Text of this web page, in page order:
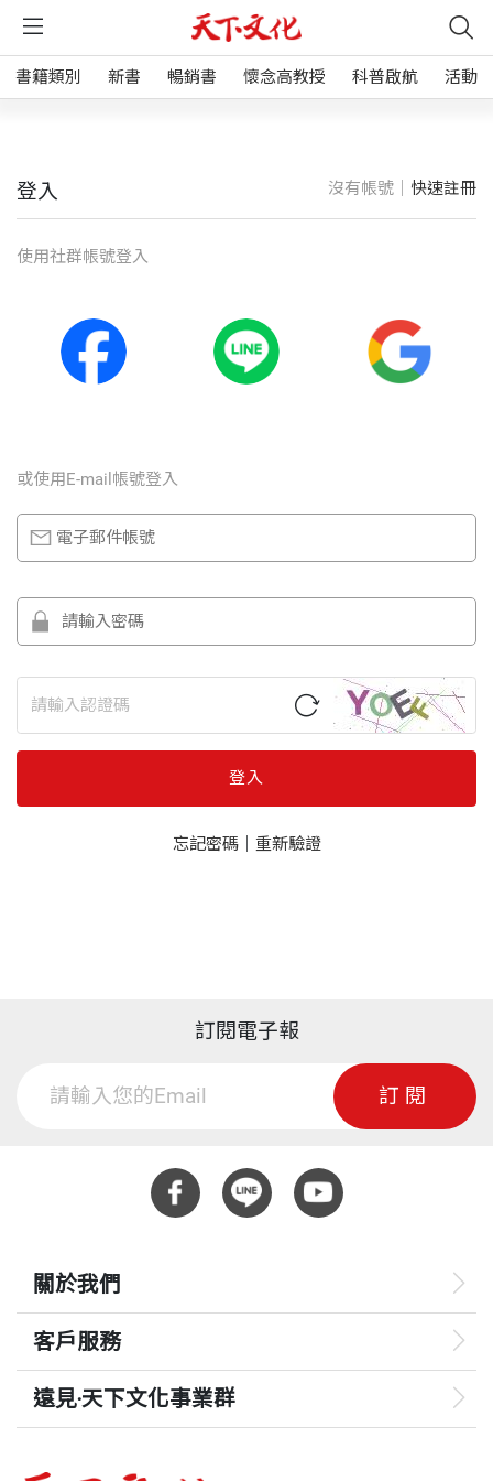
書籍類別 新書 暢銷書 懷念高教授 科普啟航 活動
登入 沒有帳號｜ 快速註冊
使⽤社群帳號登入
或使⽤E-mail帳號登入
登入
忘記密碼｜ 重新驗證
訂閱電子報
訂閱
關於我們
客戶服務
遠見‧天下文化事業群